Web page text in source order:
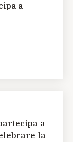
a
a
la